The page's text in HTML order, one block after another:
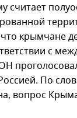
считает
крымчане
с
По
вопрос